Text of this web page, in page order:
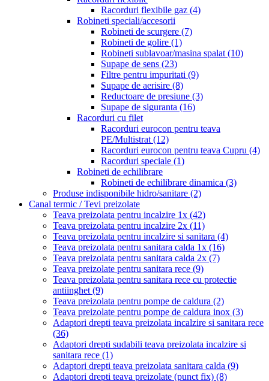
Racorduri flexibile gaz (4)
Robineti speciali/accesorii
Robineti de scurgere (7)
Robineti de golire (1)
Robineti sublavoar/masina spalat (10)
Supape de sens (23)
Filtre pentru impuritati (9)
Supape de aerisire (8)
Reductoare de presiune (3)
Supape de siguranta (16)
Racorduri cu filet
Racorduri eurocon pentru teava
PE/Multistrat (12)
Racorduri eurocon pentru teava Cupru (4)
Racorduri speciale (1)
Robineti de echilibrare
Robineti de echilibrare dinamica (3)
Produse indisponibile hidro/sanitare (2)
Canal termic / Tevi preizolate
Teava preizolata pentru incalzire 1x (42)
Teava preizolata pentru incalzire 2x (11)
Teava preizolata pentru incalzire si sanitara (4)
Teava preizolata pentru sanitara calda 1x (16)
Teava preizolata pentru sanitara calda 2x (7)
Teava preizolate pentru sanitara rece (9)
Teava preizolata pentru sanitara rece cu protectie
antiinghet (9)
Teava preizolata pentru pompe de caldura (2)
Teava preizolate pentru pompe de caldura inox (3)
Adaptori drepti teava preizolata incalzire si sanitara rece
(36)
Adaptori drepti sudabili teava preizolata incalzire si
sanitara rece (1)
Adaptori drepti teava preizolata sanitara calda (9)
Adaptori drepti teava preizolate (punct fix) (8)